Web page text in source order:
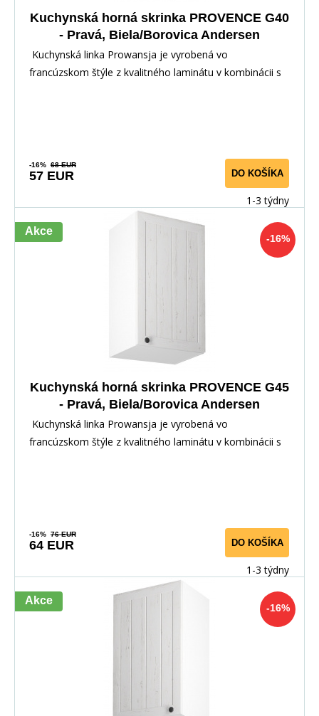
Kuchynská horná skrinka PROVENCE G40
- Pravá, Biela/Borovica Andersen
Kuchynská linka Prowansja je vyrobená vo
francúzskom štýle z kvalitného laminátu v kombinácii s
-16% 68 EUR
57 EUR DO KOŠÍKA
1-3 týdny
-16%
Akce
Kuchynská horná skrinka PROVENCE G45
- Pravá, Biela/Borovica Andersen
Kuchynská linka Prowansja je vyrobená vo
francúzskom štýle z kvalitného laminátu v kombinácii s
-16% 76 EUR
64 EUR DO KOŠÍKA
1-3 týdny
-16%
Akce